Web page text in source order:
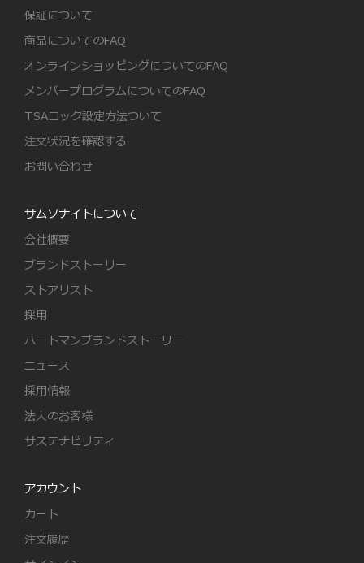
保証について
商品についてのFAQ
オンラインショッピングについてのFAQ
メンバープログラムについてのFAQ
TSAロック設定方法ついて
注文状況を確認する
お問い合わせ
サムソナイトについて
会社概要
ブランドストーリー
ストアリスト
採用
ハートマンブランドストーリー
ニュース
採用情報
法人のお客様
サステナビリティ
アカウント
カート
注文履歴